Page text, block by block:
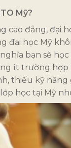
Mỹ?
cao đẳng, đại
đại học Mỹ
bạn sẽ
ít trường
thiếu kỹ
học tại Mỹ